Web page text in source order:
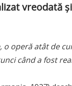
vreodată
operă atât de
când a fost